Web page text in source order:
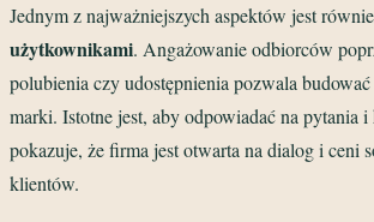
Jednym z najważniejszych aspektów jest
użytkownikami. Angażowanie odbiorców
polubienia czy udostępnienia pozwala
marki. Istotne jest, aby odpowiadać na pytania i
pokazuje, że firma jest otwarta na dialog i ceni
klientów.